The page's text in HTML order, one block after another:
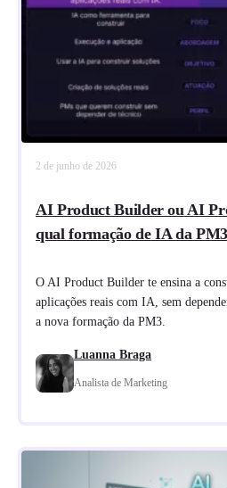
2 de junho de 2026
AI Product Builder ou AI
qual formação de IA da
O AI Product Builder te ensina a
aplicações reais com IA, sem
a nova formação da PM3.
Luanna Braga
Analista de Marketing